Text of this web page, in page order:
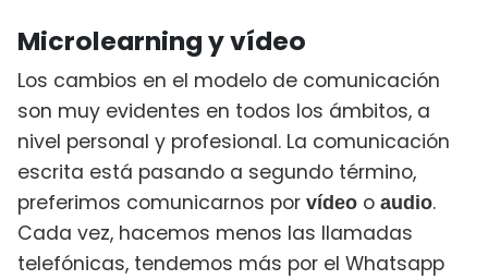
Microlearning y vídeo
Los cambios en el modelo de comunicación
son muy evidentes en todos los ámbitos, a
nivel personal y profesional. La comunicación
escrita está pasando a segundo término,
preferimos comunicarnos por vídeo o audio.
Cada vez, hacemos menos las llamadas
telefónicas, tendemos más por el Whatsapp